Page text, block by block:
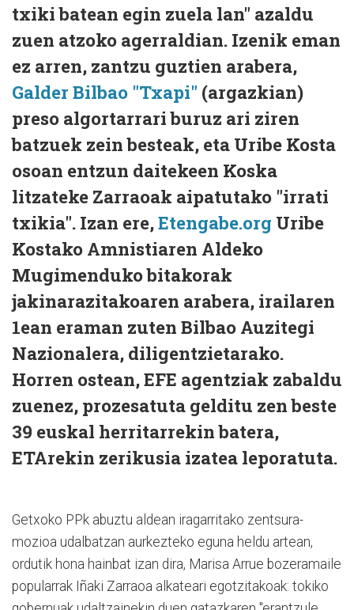
txiki batean egin zuela lan" azaldu
zuen atzoko agerraldian. Izenik eman
ez arren, zantzu guztien arabera,
Galder Bilbao "Txapi" (argazkian)
preso algortarrari buruz ari ziren
batzuek zein besteak, eta Uribe Kosta
osoan entzun daitekeen Koska
litzateke Zarraoak aipatutako "irrati
txikia". Izan ere,Etengabe.org Uribe
Kostako Amnistiaren Aldeko
Mugimenduko bitakorak
jakinarazitakoaren arabera, irailaren
1ean eraman zuten Bilbao Auzitegi
Nazionalera, diligentzietarako.
Horren ostean, EFE agentziak zabaldu
zuenez, prozesatuta gelditu zen beste
39 euskal herritarrekin batera,
ETArekin zerikusia izatea leporatuta.
Getxoko PPk abuztu aldean iragarritako zentsura-
mozioa udalbatzan aurkezteko eguna heldu artean,
ordutik hona hainbat izan dira, Marisa Arrue bozeramaile
popularrak Iñaki Zarraoa alkateari egotzitakoak: tokiko